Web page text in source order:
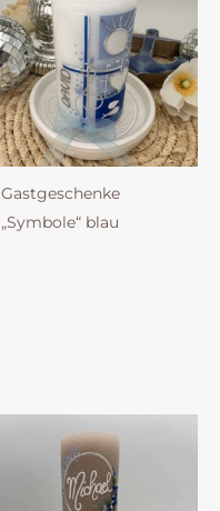
Gastgeschenke
„Symbole“ blau